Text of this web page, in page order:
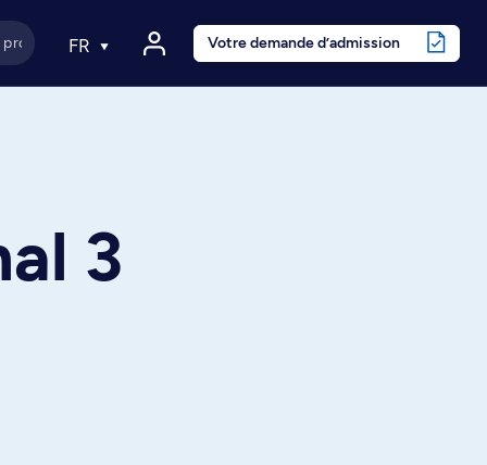
FR Votre demande d’admission
3